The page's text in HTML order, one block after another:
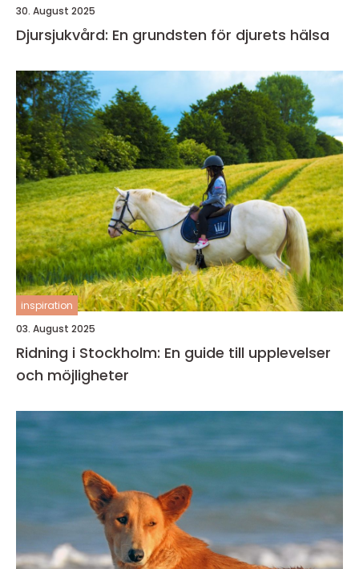
30. August 2025
Djursjukvård: En grundsten för djurets hälsa
inspiration
03. August 2025
Ridning i Stockholm: En guide till upplevelser
och möjligheter